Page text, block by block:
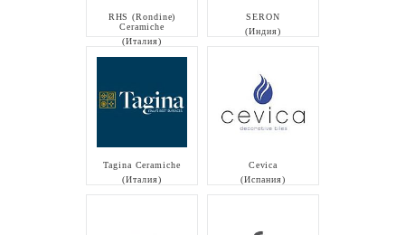
RHS (Rondine)
Ceramiche
(Италия)
SERON
(Индия)
Tagina Ceramiche
(Италия)
Cevica
(Испания)